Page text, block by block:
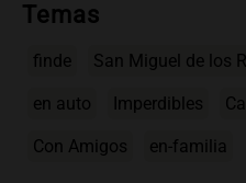
Temas
finde San Miguel de los
en auto Imperdibles
Con Amigos en-familia